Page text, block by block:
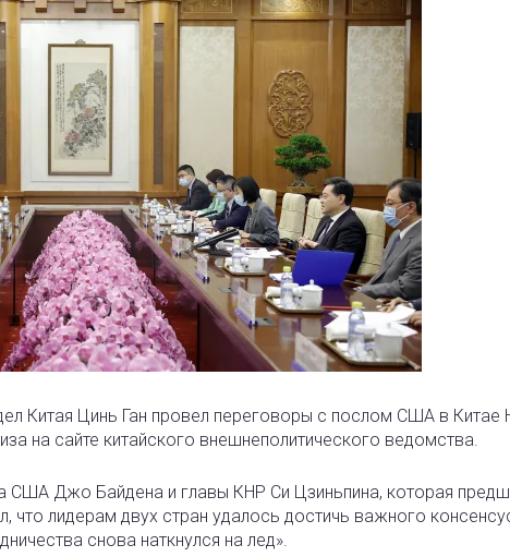
Китая Цинь Ган провел переговоры с послом США в
на сайте китайского внешнеполитического ведомства.
США Джо Байдена и главы КНР Си Цзиньпина, которая
что лидерам двух стран удалось достичь важного
снова наткнулся на лед».